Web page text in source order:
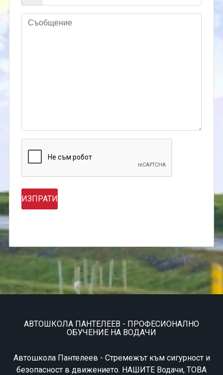
АВТОШКОЛА ПАНТЕЛЕЕВ - ПРОФЕСИОНАЛНО
ОБУЧЕНИЕ НА ВОДАЧИ
Автошкола Пантелеев - Стремeжът към сигурност и
безопасност в движението. НАШИТЕ Водачи, ТОВА